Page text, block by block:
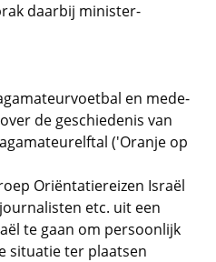
daarbij minister-
en mede-
de geschiedenis van
('Oranje op
Oriëntatiereizen Israël
etc. uit een
te gaan om persoonlijk
situatie ter plaatsen